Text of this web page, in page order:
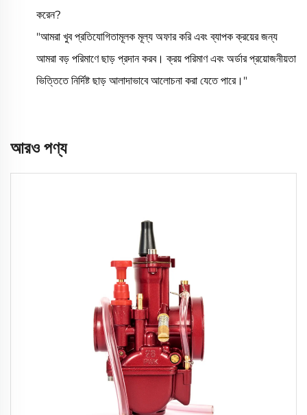
করেন?
"আমরা খুব প্রতিযোগিতামূলক মূল্য অফার করি এবং ব্যাপক ক্রয়ের জন্য
আমরা বড় পরিমাণে ছাড় প্রদান করব। ক্রয় পরিমাণ এবং অর্ডার প্রয়োজনীয়তা
ভিত্তিতে নির্দিষ্ট ছাড় আলাদাভাবে আলোচনা করা যেতে পারে।"
আরও পণ্য